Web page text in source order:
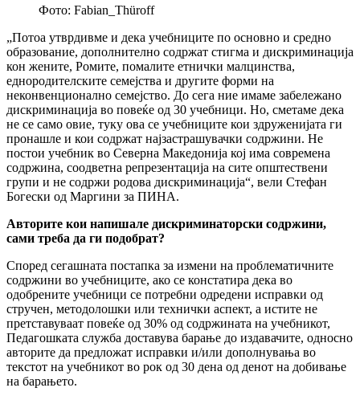
Фото: Fabian_Thüroff
„Потоа утврдивме и дека учебниците по основно и средно
образование, дополнително содржат стигма и дискриминација
кон жените, Ромите, помалите етнички малцинства,
еднородителските семејства и другите форми на
неконвенционално семејство. До сега ние имаме забележано
дискриминација во повеќе од 30 учебници. Но, сметаме дека
не се само овие, туку ова се учебниците кои здруженијата ги
пронашле и кои содржат најзастрашувачки содржини. Не
постои учебник во Северна Македонија кој има современа
содржина, соодветна репрезентација на сите општествени
групи и не содржи родова дискриминација“, вели Стефан
Богески од Маргини за ПИНА.
Авторите кои напишале дискриминаторски содржини,
сами треба да ги подобрат?
Според сегашната постапка за измени на проблематичните
содржини во учебниците, ако се констатира дека во
одобрените учебници се потребни одредени исправки од
стручен, методолошки или технички аспект, а истите не
претставуваат повеќе од 30% од содржината на учебникот,
Педагошката служба доставува барање до издавачите, односно
авторите да предложат исправки и/или дополнувања во
текстот на учебникот во рок од 30 дена од денот на добивање
на барањето.